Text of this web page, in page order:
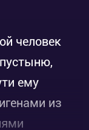
человек
ему
из